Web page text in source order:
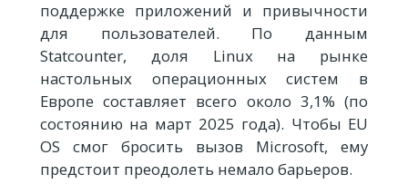
поддержке приложений и привычности
для пользователей. По данным
Statcounter, доля Linux на рынке
настольных операционных систем в
Европе составляет всего около 3,1% (по
состоянию на март 2025 года). Чтобы EU
OS смог бросить вызов Microsoft, ему
предстоит преодолеть немало барьеров.